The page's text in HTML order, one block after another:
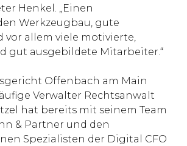
Henkel. „Einen
Werkzeugbau, gute
vor allem viele motivierte,
gut ausgebildete Mitarbeiter.“
Offenbach am Main
Verwalter Rechtsanwalt
hat bereits mit seinem Team
& Partner und den
Spezialisten der Digital CFO